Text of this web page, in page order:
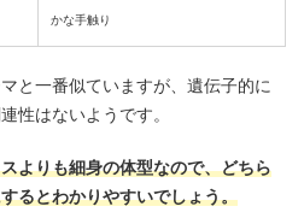
かな手触り
と一番似ていますが、遺伝子的に
性はないようです。
よりも細身の体型なので、どちら
るとわかりやすいでしょう。